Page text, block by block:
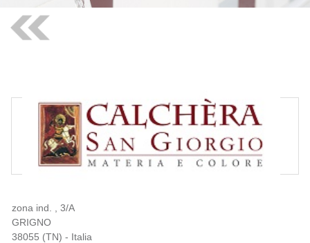
zona ind. , 3/A
GRIGNO
38055 (TN) - Italia